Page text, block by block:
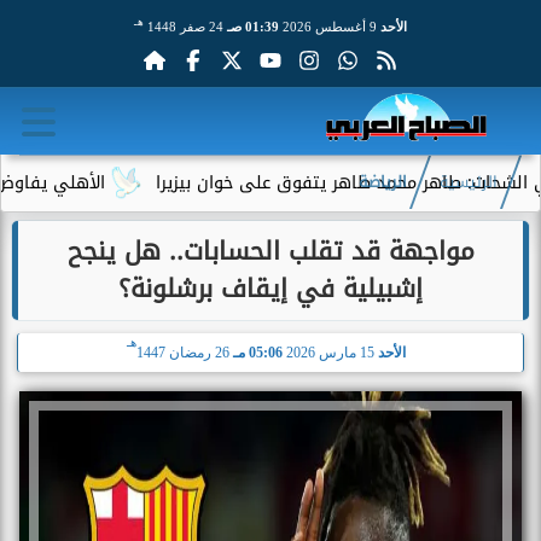
الأحد 01:39 صـ 24 صفر 1448 هـ
الأهلي يفاوض أحمد محمد طاهر يتفوق على خوان بيزيرا
الرئيسية الرياضة
مواجهة قد تقلب الحسابات.. هل ينجح
إشبيلية في إيقاف برشلونة؟
الأحد 15 مارس 2026 05:06 مـ 26 رمضان 1447
هـ